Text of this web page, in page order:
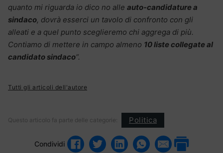
quanto mi riguarda io dico no alle auto-candidature a
sindaco, dovrà esserci un tavolo di confronto con gli
alleati e a quel punto sceglieremo chi aggrega di più.
Contiamo di mettere in campo almeno 10 liste collegate al
candidato sindaco“.
Tutti gli articoli dell'autore
Questo articolo fa parte delle categorie: Politica
Condividi